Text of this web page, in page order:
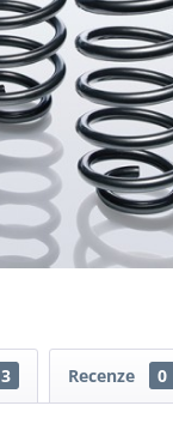
3 Recenze 0